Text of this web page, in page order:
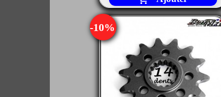
-10%